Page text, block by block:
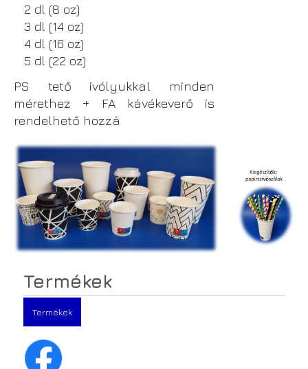
2 dl (8 oz)
3 dl (14 oz)
4 dl (16 oz)
5 dl (22 oz)
PS tető ivólyukkal minden
mérethez + FA kávékeverő is
rendelhető hozzá
Termékek
Termékek